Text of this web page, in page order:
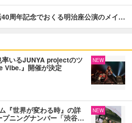
周年記念でおくる明治座公演のメイ…
いるJUNYA projectのツ
Vibe.』開催が決定
NEW
『世界が変わる時』の詳
プニングナンバー「渋谷…
NEW